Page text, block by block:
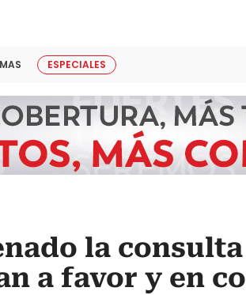
ESPECIALES
la
a favor y en